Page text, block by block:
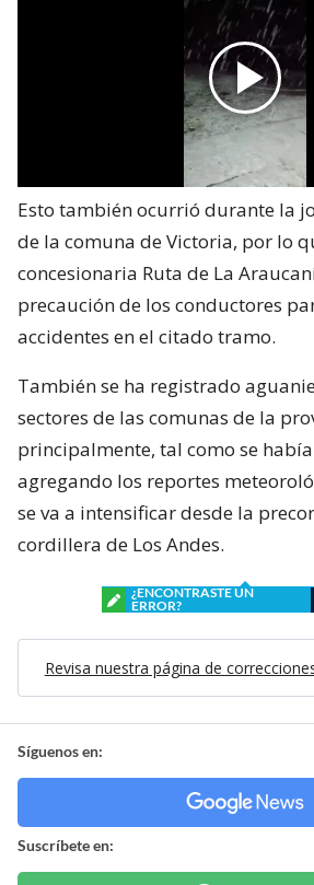
Esto también ocurrió durante la
de la comuna de Victoria, por lo
concesionaria Ruta de La
precaución de los conductores
accidentes en el citado tramo.
También se ha registrado
sectores de las comunas de la
principalmente, tal como se
agregando los reportes
se va a intensificar desde la
cordillera de Los Andes.
¿ENCONTRASTE UN
ERROR?
Revisa nuestra página de
Síguenos en:
Suscríbete en: